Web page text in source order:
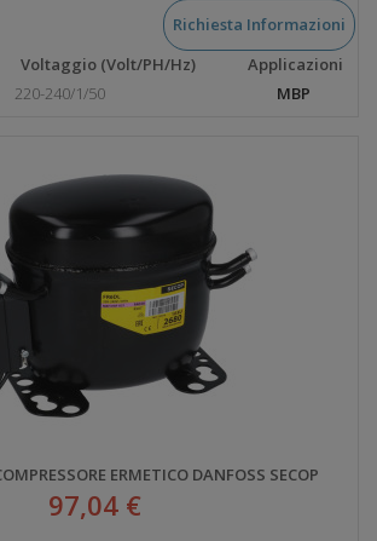
Richiesta Informazioni
Voltaggio (Volt/PH/Hz)
Applicazioni
220-240/1/50 MBP
ERMETICO DANFOSS SECOP
97,04 €